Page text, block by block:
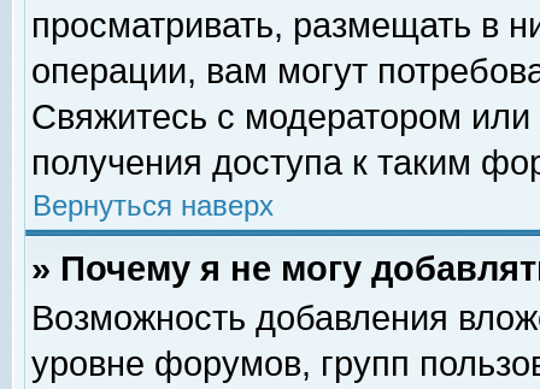
просматривать, размещать в
операции, вам могут
Свяжитесь с модератором
получения доступа к таким
Вернуться наверх
» Почему я не могу
Возможность добавления
уровне форумов, групп